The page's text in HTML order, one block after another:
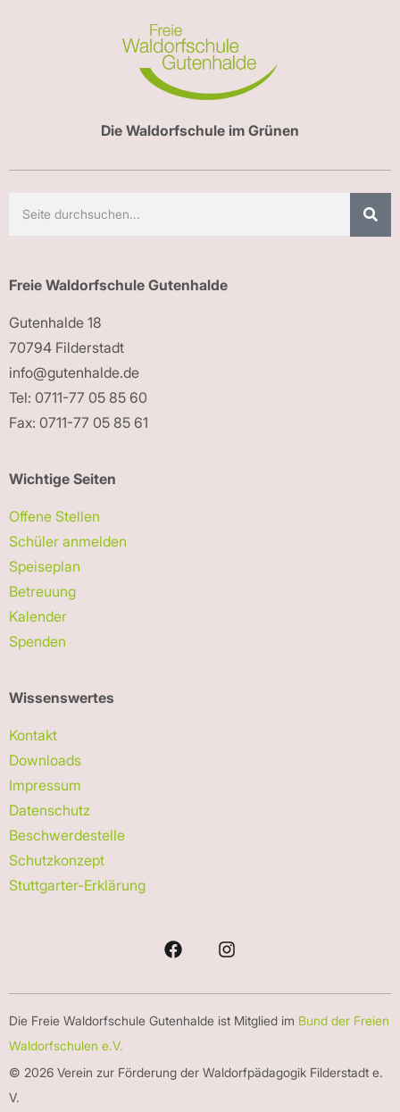
Die Waldorfschule im Grünen
Freie Waldorfschule Gutenhalde
Gutenhalde 18
70794 Filderstadt
info@gutenhalde.de
Tel: 0711-77 05 85 60
Fax: 0711-77 05 85 61
Wichtige Seiten
Offene Stellen
Schüler anmelden
Speiseplan
Betreuung
Kalender
Spenden
Wissenswertes
Kontakt
Downloads
Impressum
Datenschutz
Beschwerdestelle
Schutzkonzept
Stuttgarter-Erklärung
Die Freie Waldorfschule Gutenhalde ist Mitglied im Bund der Freien
Waldorfschulen e.V.
© 2026 Verein zur Förderung der Waldorfpädagogik Filderstadt e.
V.